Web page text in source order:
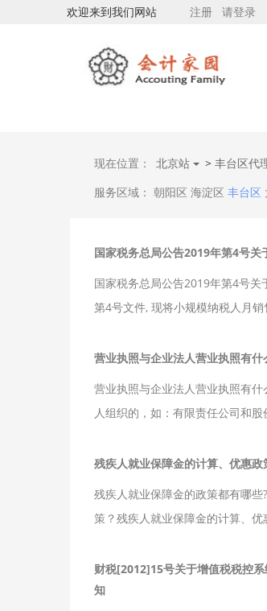
欢迎来到我们网站 注册 请登录
现在位置： 北京站 > 丰台区代
服务区域： 朝阳区 海淀区 丰台区
国家税务总局公告2019年第4号
国家税务总局公告2019年第4号
第4号文件, 现将小规模纳税人月
营业执照与企业法人营业执照有什
营业执照与企业法人营业执照有
人组织的，如：有限责任公司和
残疾人就业保障金的计算、优惠政
残疾人就业保障金的政策都有哪
策？残疾人就业保障金的计算、优
财税[2012]15号关于增值税税控
知